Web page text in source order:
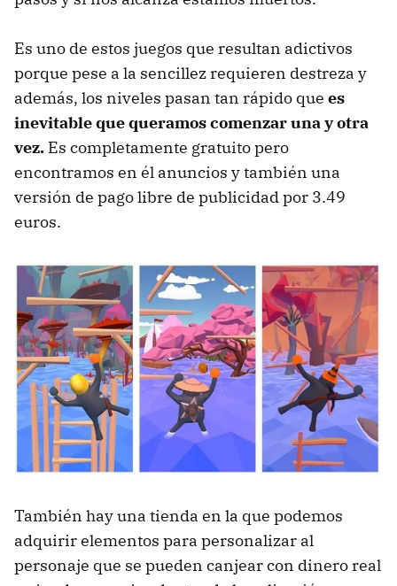
Es uno de estos juegos que resultan adictivos
porque pese a la sencillez requieren destreza y
además, los niveles pasan tan rápido que es
inevitable que queramos comenzar una y otra
vez. Es completamente gratuito pero
encontramos en él anuncios y también una
versión de pago libre de publicidad por 3.49
euros.
También hay una tienda en la que podemos
adquirir elementos para personalizar al
personaje que se pueden canjear con dinero real